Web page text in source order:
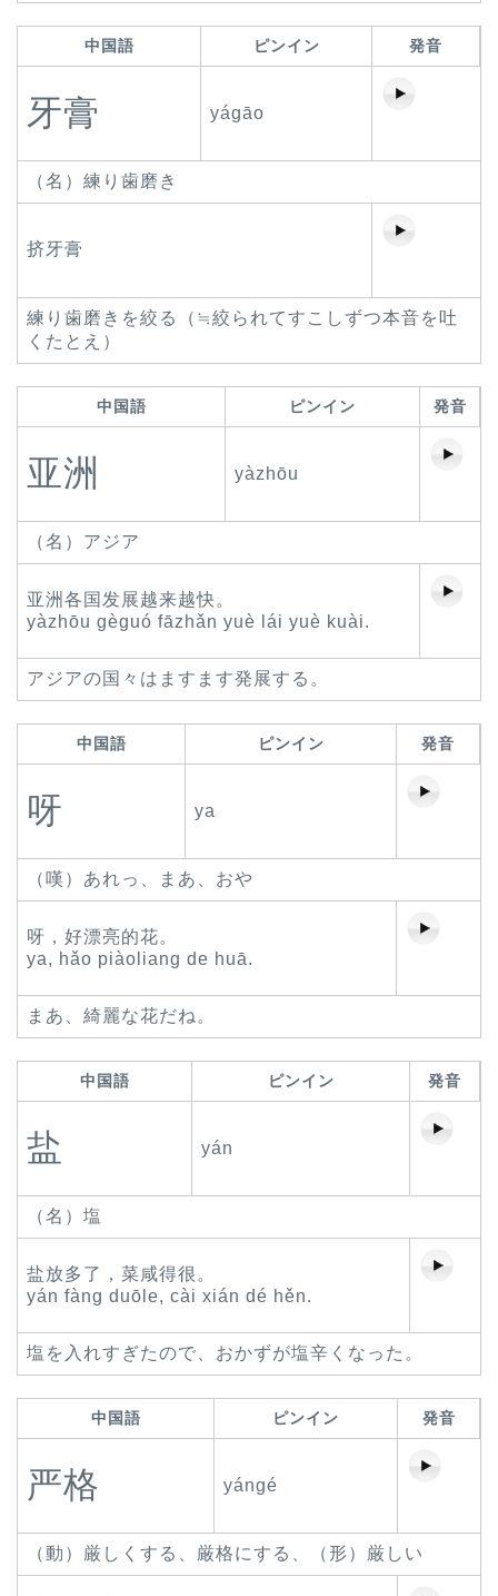
中国語 ピンイン 発音
牙膏 yágāo
（名）練り歯磨き
挤牙膏
練り歯磨きを絞る（≒絞られてすこしずつ本音を吐
くたとえ）
中国語 ピンイン 発音
亚洲 yàzhōu
（名）アジア
亚洲各国发展越来越快。
yàzhōu gèguó fāzhǎn yuè lái yuè kuài.
アジアの国々はますます発展する。
中国語 ピンイン 発音
呀 ya
（嘆）あれっ、まあ、おや
呀，好漂亮的花。
ya, hǎo piàoliang de huā.
まあ、綺麗な花だね。
中国語 ピンイン 発音
盐 yán
（名）塩
盐放多了，菜咸得很。
yán fàng duōle, cài xián dé hěn.
塩を入れすぎたので、おかずが塩辛くなった。
中国語 ピンイン 発音
严格 yángé
（動）厳しくする、厳格にする、（形）厳しい